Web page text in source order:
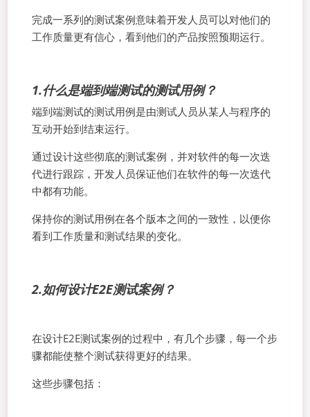
完成一系列的测试案例意味着开发人员可以对他们的
工作质量更有信心，看到他们的产品按照预期运行。
1.什么是端到端测试的测试用例？
端到端测试的测试用例是由测试人员从某人与程序的
互动开始到结束运行。
通过设计这些彻底的测试案例，并对软件的每一次迭
代进行跟踪，开发人员保证他们在软件的每一次迭代
中都有功能。
保持你的测试用例在各个版本之间的一致性，以便你
看到工作质量和测试结果的变化。
2.如何设计E2E测试案例？
在设计E2E测试案例的过程中，有几个步骤，每一个步
骤都能使整个测试获得更好的结果。
这些步骤包括：